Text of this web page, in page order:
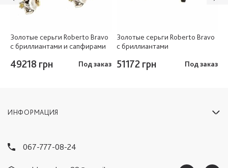
Золотые серьги Roberto Bravo
с бриллиантами и сапфирами
49218 грн Под заказ
Золотые серьги Roberto Bravo
с бриллиантами
51172 грн Под заказ
ИНФОРМАЦИЯ
067-777-08-24